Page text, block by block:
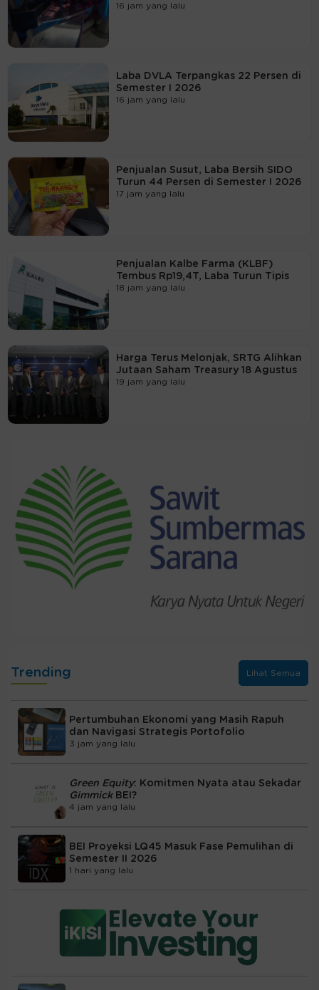
16 jam yang lalu
Laba DVLA Terpangkas 22 Persen di
Semester I 2026
16 jam yang lalu
Penjualan Susut, Laba Bersih SIDO
Turun 44 Persen di Semester I 2026
17 jam yang lalu
Penjualan Kalbe Farma (KLBF)
Tembus Rp19,4T, Laba Turun Tipis
18 jam yang lalu
Harga Terus Melonjak, SRTG Alihkan
Jutaan Saham Treasury 18 Agustus
19 jam yang lalu
Trending Lihat Semua
Pertumbuhan Ekonomi yang Masih Rapuh
dan Navigasi Strategis Portofolio
3 jam yang lalu
Green Equity: Komitmen Nyata atau Sekadar
Gimmick BEI?
4 jam yang lalu
BEI Proyeksi LQ45 Masuk Fase Pemulihan di
Semester II 2026
1 hari yang lalu